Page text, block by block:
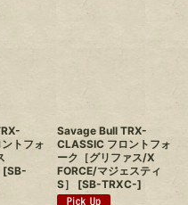
トフォ
[SB-
Savage Bull TRX-
CLASSIC フロントフォ
ーク［グリファス/X
FORCE/マジェスティ
S］
[SB-TRXC-]